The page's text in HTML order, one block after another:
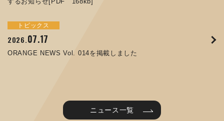
トピックス
2026.07.17
ORANGE NEWS Vol. 014を掲載しました
お知らせ
2025.05.15
2025.07.31
ORANGE NEWS Vol. 010を掲載しました
2024.05.13
MEX金沢2024 学生向け会社説明コーナー予約のご案内 ※
終了しました
IR
2026.06.26
第65回定時株主総会のご報告を掲載しました
サステナビリティ
2025.12.04
ニュース一覧